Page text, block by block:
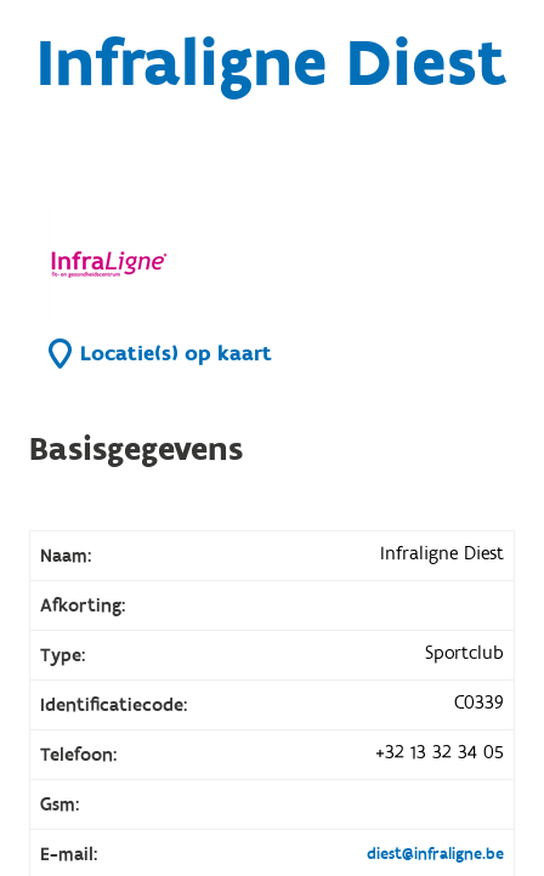
Infraligne Diest
Locatie(s) op kaart
Basisgegevens
Naam: Infraligne Diest
Afkorting:
Type: Sportclub
Identificatiecode: C0339
Telefoon: +32 13 32 34 05
Gsm:
E-mail: diest@infraligne.be